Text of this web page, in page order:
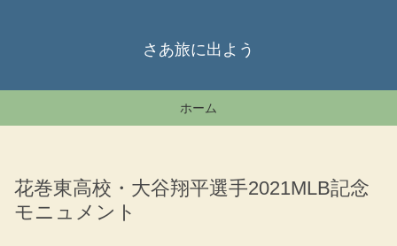
さあ旅に出よう
ホーム
花巻東高校・大谷翔平選手2021MLB記念
モニュメント